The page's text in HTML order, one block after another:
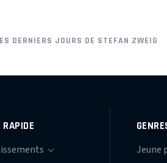
DERNIERS JOURS DE STEFAN ZWEIG
RAPIDE
Jeune